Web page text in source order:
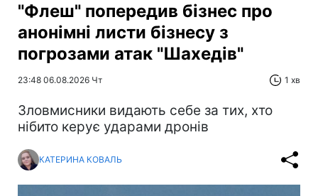
"Флеш" попередив бізнес про
анонімні листи бізнесу з
погрозами атак "Шахедів"
23:48 06.08.2026 Чт 1 хв
Зловмисники видають себе за тих, хто
нібито керує ударами дронів
КАТЕРИНА КОВАЛЬ